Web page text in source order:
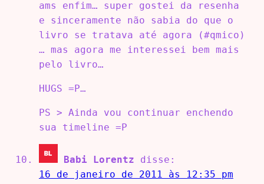
ams enfim… super gostei da resenha
e sinceramente não sabia do que o
livro se tratava até agora (#qmico)
… mas agora me interessei bem mais
pelo livro…
HUGS =P…
PS > Ainda vou continuar enchendo
sua timeline =P
Babi Lorentz
disse:
16 de janeiro de 2011 às 12:35 pm